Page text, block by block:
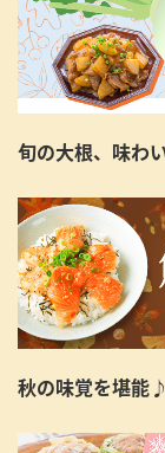
旬の大根、味わ
秋の味覚を堪能